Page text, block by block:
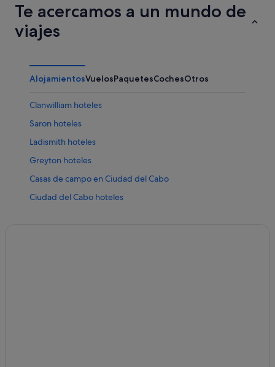
Te acercamos a un mundo de
viajes
AlojamientosVuelosPaquetesCochesOtros
Clanwilliam hoteles
Saron hoteles
Ladismith hoteles
Greyton hoteles
Casas de campo en Ciudad del Cabo
Ciudad del Cabo hoteles